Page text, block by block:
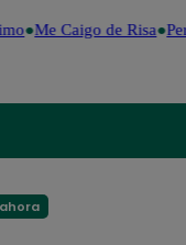
Me Caigo de Risa